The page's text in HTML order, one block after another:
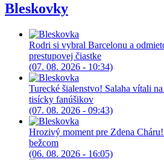
Bleskovky
Rodri si vybral Barcelonu a
prestupovej čiastke
(07. 08. 2026 - 10:34)
Turecké šialenstvo! Salaha vítali
tisícky fanúšikov
(07. 08. 2026 - 09:43)
Hrozivý moment pre Zdena
bežcom
(06. 08. 2026 - 16:05)